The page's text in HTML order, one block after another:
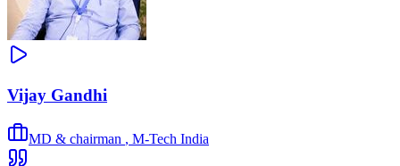
Vijay Gandhi
MD & chairman , M-Tech India